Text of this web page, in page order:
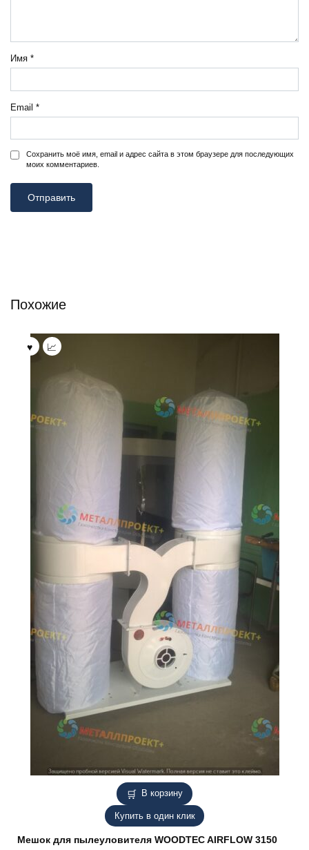
Имя *
Email *
Сохранить моё имя, email и адрес сайта в этом браузере для последующих
моих комментариев.
Похожие
В корзину
Купить в один клик
Мешок для пылеуловителя WOODTEC AIRFLOW 3150